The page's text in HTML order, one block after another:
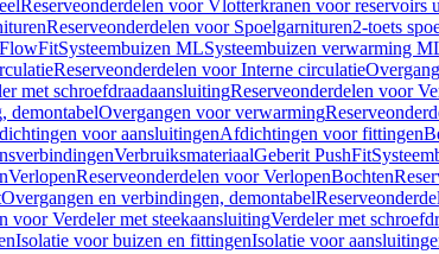
Reserveonderdelen voor Vlotterkranen voor reservoirs
Reserveonderdelen voor Spoelgarnituren2-toets
Systeembuizen MLSysteembuizen verwarming
Reserveonderdelen voor Interne circulatie
met schroefdraadaansluitingReserveonderdelen voor
demontabelOvergangen voor verwarming
voor aansluitingenAfdichtingen voor fittingen
VerbruiksmateriaalGeberit PushFit
VerlopenReserveonderdelen voor VerlopenBochten
Overgangen en verbindingen, demontabel
voor Verdeler met steekaansluitingVerdeler met
Isolatie voor buizen en fittingenIsolatie voor